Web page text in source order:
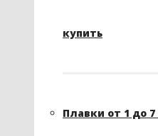
купить
Плавки от 1 до